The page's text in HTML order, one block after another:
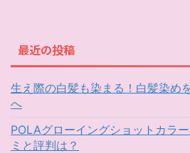
最近の投稿
生え際の白髪も染まる！白髪染め
へ
POLAグローイングショットカラ
ミと評判は？